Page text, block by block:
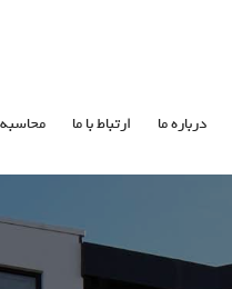
درباره ما ارتباط با ما